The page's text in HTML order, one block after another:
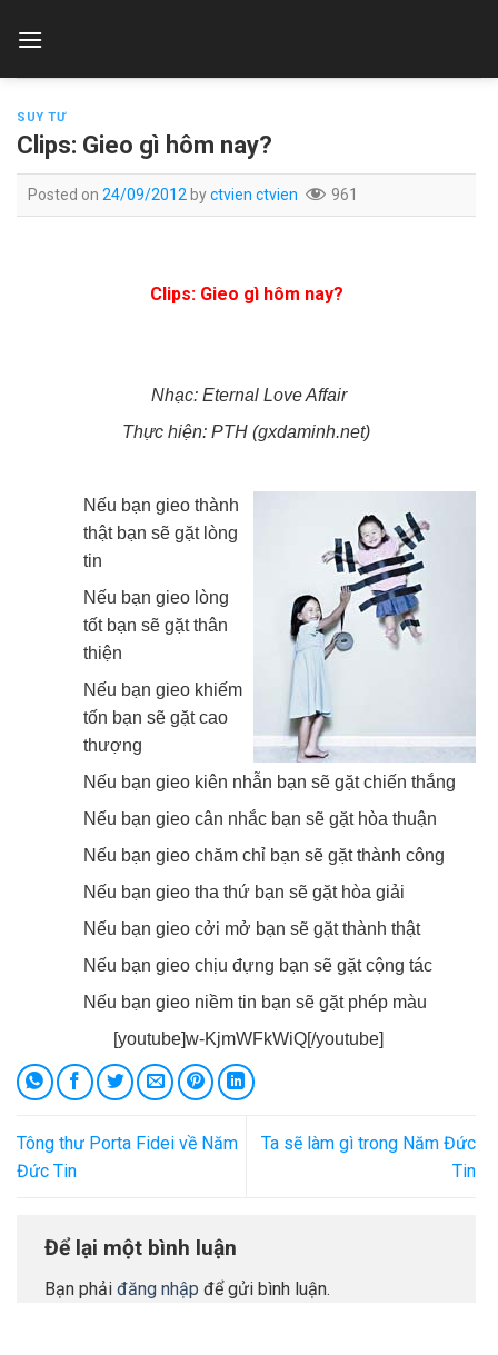
SUY TƯ
Clips: Gieo gì hôm nay?
Posted on 24/09/2012 byctvien ctvien 961
Clips: Gieo gì hôm nay?
Nhạc: Eternal Love Affair
Thực hiện: PTH (gxdaminh.net)
Nếu bạn gieo thành
thật bạn sẽ gặt lòng
tin
Nếu bạn gieo lòng
tốt bạn sẽ gặt thân
thiện
Nếu bạn gieo khiếm
tốn bạn sẽ gặt cao
thượng
Nếu bạn gieo kiên nhẫn bạn sẽ gặt chiến thắng
Nếu bạn gieo cân nhắc bạn sẽ gặt hòa thuận
Nếu bạn gieo chăm chỉ bạn sẽ gặt thành công
Nếu bạn gieo tha thứ bạn sẽ gặt hòa giải
Nếu bạn gieo cởi mở bạn sẽ gặt thành thật
Nếu bạn gieo chịu đựng bạn sẽ gặt cộng tác
Nếu bạn gieo niềm tin bạn sẽ gặt phép màu
[youtube]w-KjmWFkWiQ[/youtube]
Tông thư Porta Fidei về Năm
Đức Tin
Ta sẽ làm gì trong Năm Đức
Tin
Để lại một bình luận
Bạn phải đăng nhập để gửi bình luận.